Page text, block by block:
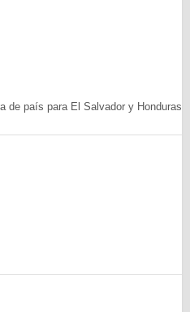
de país para El Salvador y Honduras